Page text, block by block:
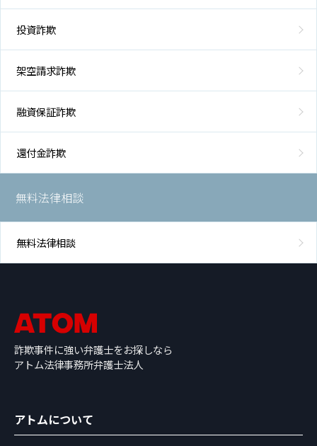
投資詐欺
架空請求詐欺
融資保証詐欺
還付金詐欺
無料法律相談
無料法律相談
詐欺事件に強い弁護士をお探しなら
アトム法律事務所弁護士法人
アトムについて